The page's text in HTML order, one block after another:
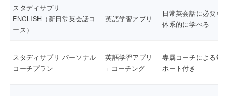
スタディサプリ
ENGLISH（新日常英会話コ
ース）
英語学習アプリ
日常英会話に必要な
体系的に学べる
スタディサプリ パーソナル
コーチプラン
英語学習アプリ
+ コーチング
専属コーチによる毎
ポート付き